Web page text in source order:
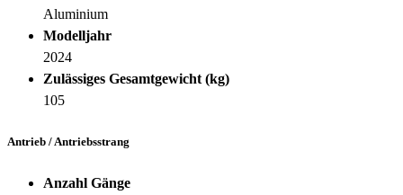
Aluminium
Modelljahr
2024
Zulässiges Gesamtgewicht (kg)
105
Antrieb / Antriebsstrang
Anzahl Gänge